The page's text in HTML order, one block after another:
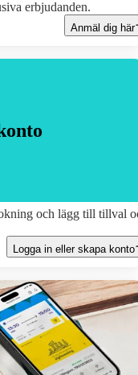
erbjudanden.
Anmäl dig här
och lägg till tillval
Logga in eller skapa konto